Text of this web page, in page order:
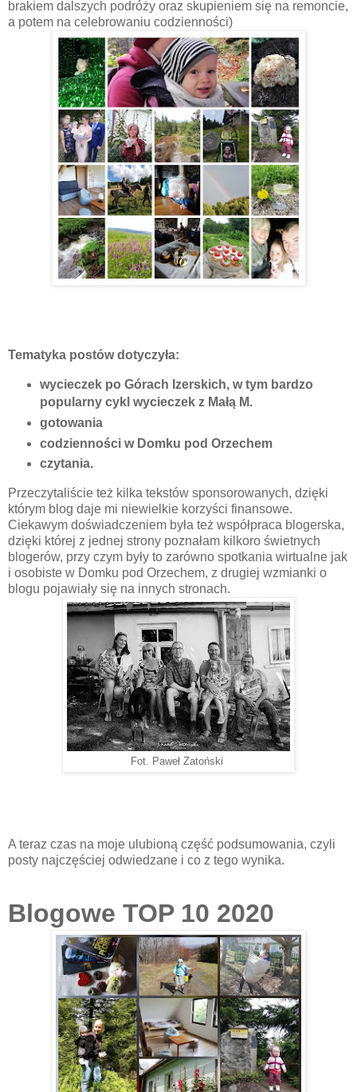
brakiem dalszych podróży oraz skupieniem się na remoncie,
a potem na celebrowaniu codzienności)
Tematyka postów dotyczyła:
wycieczek po Górach Izerskich, w tym bardzo
popularny cykl wycieczek z Małą M.
gotowania
codzienności w Domku pod Orzechem
czytania.
Przeczytaliście też kilka tekstów sponsorowanych, dzięki
którym blog daje mi niewielkie korzyści finansowe.
Ciekawym doświadczeniem była też współpraca blogerska,
dzięki której z jednej strony poznałam kilkoro świetnych
blogerów, przy czym były to zarówno spotkania wirtualne jak
i osobiste w Domku pod Orzechem, z drugiej wzmianki o
blogu pojawiały się na innych stronach.
Fot. Paweł Zatoński
A teraz czas na moje ulubioną część podsumowania, czyli
posty najczęściej odwiedzane i co z tego wynika.
Blogowe TOP 10 2020